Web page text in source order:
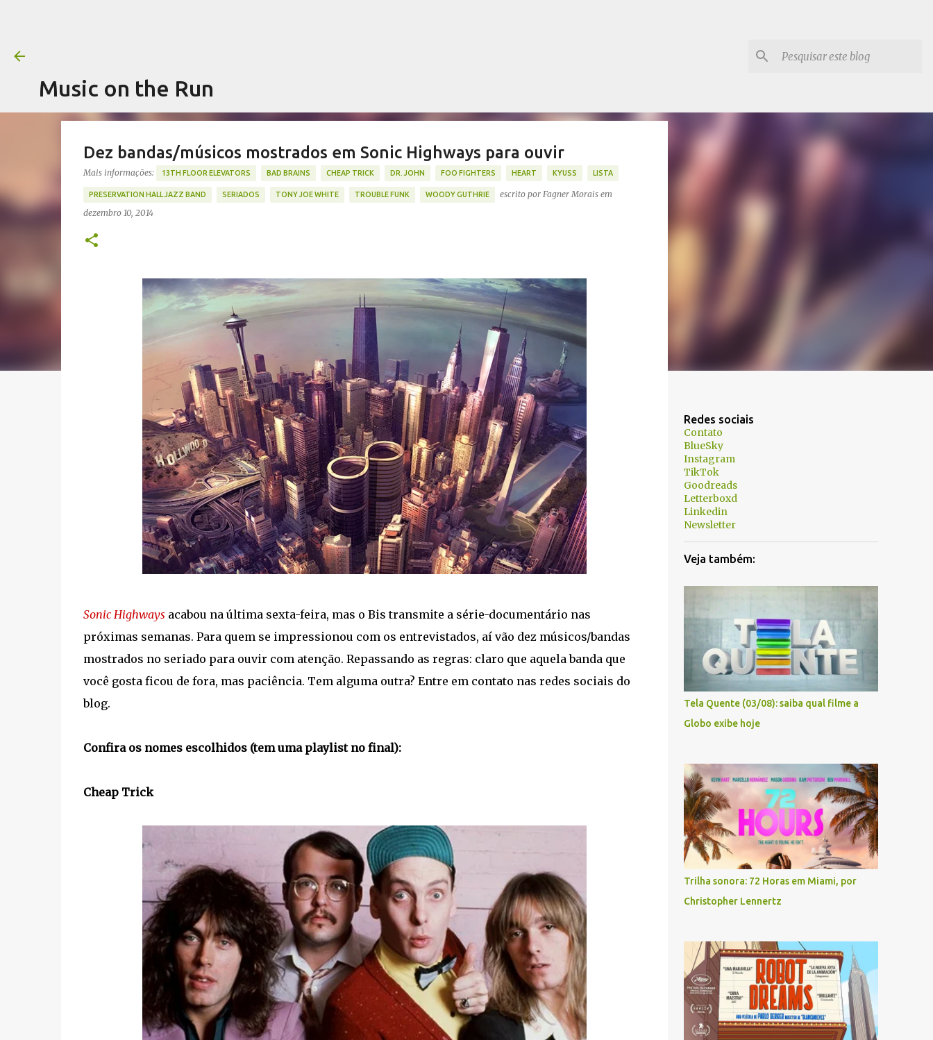
Music on the Run
Dez bandas/músicos mostrados em Sonic Highways para ouvir
Mais informações: 13TH FLOOR ELEVATORS BAD BRAINS CHEAP TRICK DR. JOHN FOO FIGHTERS HEART KYUSS LISTA
PRESERVATION HALL JAZZ BAND SERIADOS TONY JOE WHITE TROUBLE FUNK WOODY GUTHRIE escrito por Fagner Morais em
dezembro 10, 2014
Sonic Highways acabou na última sexta-feira, mas o Bis transmite a série-documentário nas
próximas semanas. Para quem se impressionou com os entrevistados, aí vão dez músicos/bandas
mostrados no seriado para ouvir com atenção. Repassando as regras: claro que aquela banda que
você gosta ficou de fora, mas paciência. Tem alguma outra? Entre em contato nas redes sociais do
blog.
Confira os nomes escolhidos (tem uma playlist no final):
Cheap Trick
Redes sociais
Contato
BlueSky
Instagram
TikTok
Goodreads
Letterboxd
Linkedin
Newsletter
Veja também:
Tela Quente (03/08): saiba qual filme a
Globo exibe hoje
Trilha sonora: 72 Horas em Miami, por
Christopher Lennertz